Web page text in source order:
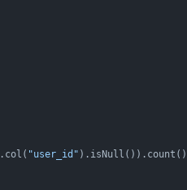
"user_id" ).isNull()).count()